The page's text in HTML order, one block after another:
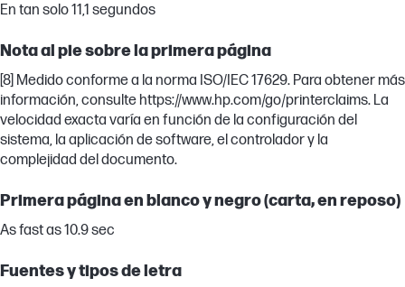
En tan solo 11,1 segundos
Nota al pie sobre la primera página
[8] Medido conforme a la norma ISO/IEC 17629. Para obtener más
información, consulte https://www.hp.com/go/printerclaims. La
velocidad exacta varía en función de la configuración del
sistema, la aplicación de software, el controlador y la
complejidad del documento.
Primera página en blanco y negro (carta, en reposo)
As fast as 10.9 sec
Fuentes y tipos de letra